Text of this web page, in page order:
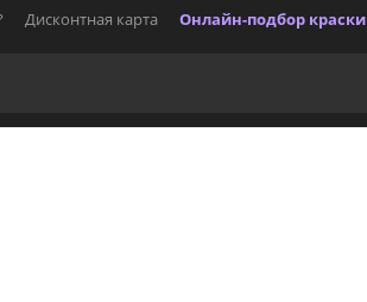
Дисконтная карта Онлайн-подбор краски